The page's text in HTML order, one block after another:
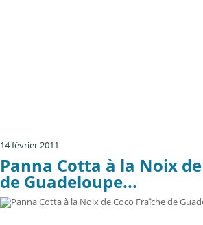
14 février 2011
Panna Cotta à la Noix
de Guadeloupe...